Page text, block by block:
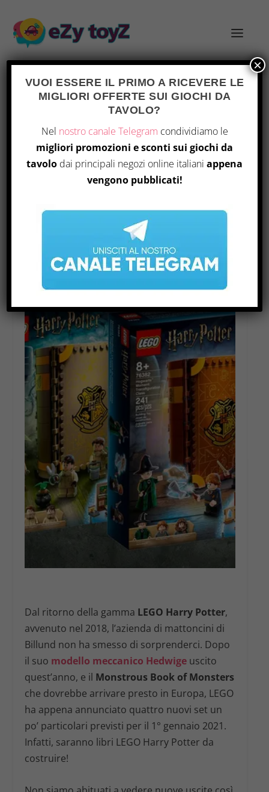
MOMENTS” I NUOVI LIBRI DI MAGIA
DA COSTRUIRE
Inserito daAndrea|Nov 24, 2020|Giocattoli,
Idee regalo|0 |
Dal ritorno della gamma LEGO Harry Potter,
avvenuto nel 2018, l’azienda di mattoncini di
Billund non ha smesso di sorprenderci. Dopo
il suo modello meccanico Hedwige uscito
quest’anno, e il Monstrous Book of Monsters
che dovrebbe arrivare presto in Europa, LEGO
ha appena annunciato quattro nuovi set un
po’ particolari previsti per il 1° gennaio 2021.
Infatti, saranno libri LEGO Harry Potter da
costruire!
VUOI ESSERE IL PRIMO A RICEVERE LE
MIGLIORI OFFERTE SUI GIOCHI DA
TAVOLO?
Nel nostro canale Telegram condividiamo le
migliori promozioni e sconti sui giochi da
tavolo dai principali negozi online italiani appena
vengono pubblicati!
×